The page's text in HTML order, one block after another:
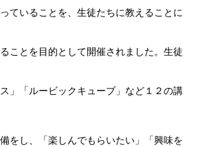
ていることを、生徒たちに教えることに
ことを目的として開催されました。生徒
」「ルービックキューブ」など１２の講
をし、「楽しんでもらいたい」「興味を